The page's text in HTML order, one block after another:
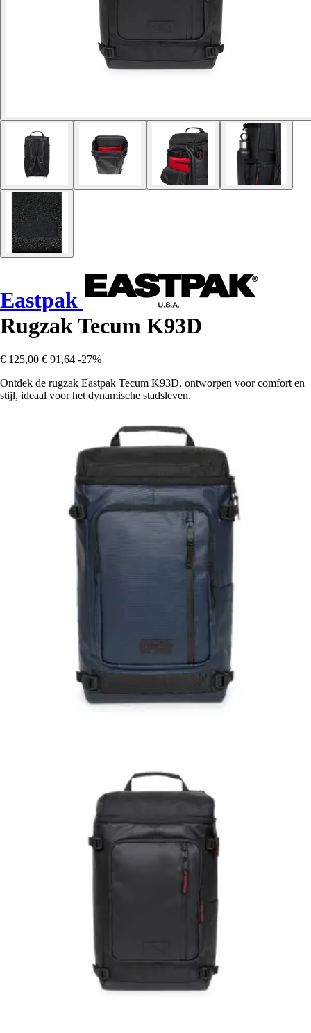
Eastpak
Rugzak Tecum K93D
€ 125,00 € 91,64 -27%
Ontdek de rugzak Eastpak Tecum K93D, ontworpen voor comfort en
stijl, ideaal voor het dynamische stadsleven.